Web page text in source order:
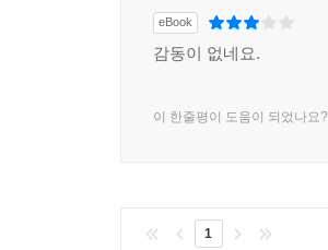
eBook
감동이 없네요.
이 한줄평이 도움이 되었나요?
1